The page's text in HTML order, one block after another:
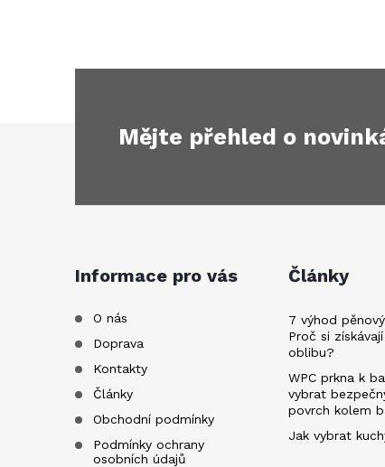
Mějte přehled o
Informace pro vás
O nás
Doprava
Kontakty
Články
Obchodní podmínky
Podmínky ochrany
osobních údajů
Články
7 výhod
Proč si
oblibu?
WPC prkna k
vybrat
povrch kolem
Jak vybrat